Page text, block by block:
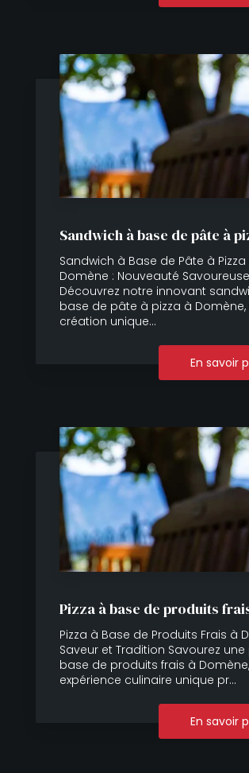
Sandwich à base de pâte à
Sandwich à Base de Pâte à Pizza
Domène : Nouveauté Savoureuse
Découvrez notre innovant
base de pâte à pizza à Domène,
création unique...
En savoir
Pizza à base de produits
Pizza à Base de Produits Frais à
Saveur et Tradition Savourez une
base de produits frais à
expérience culinaire unique pr...
En savoir